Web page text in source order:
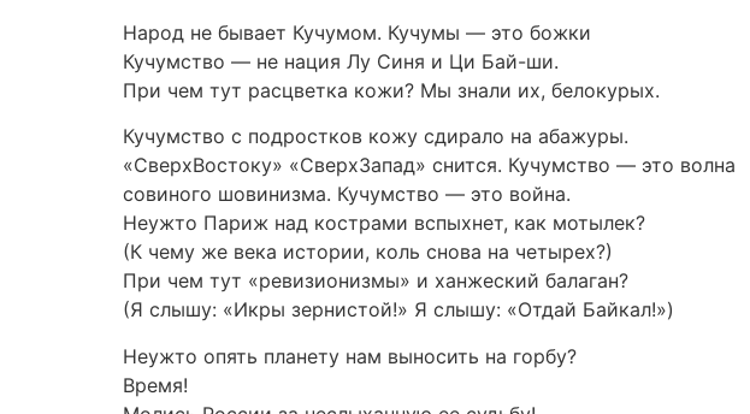
Народ не бывает Кучумом. Кучумы — это божки
Кучумство — не нация Лу Синя и Ци Бай-ши.
При чем тут расцветка кожи? Мы знали их, белокурых.
Кучумство с подростков кожу сдирало на абажуры.
«СверхВостоку» «СверхЗапад» снится. Кучумство — это волна
совиного шовинизма. Кучумство — это война.
Неужто Париж над кострами вспыхнет, как мотылек?
(К чему же века истории, коль снова на четырех?)
При чем тут «ревизионизмы» и ханжеский балаган?
(Я слышу: «Икры зернистой!» Я слышу: «Отдай Байкал!»)
Неужто опять планету нам выносить на горбу?
Время!